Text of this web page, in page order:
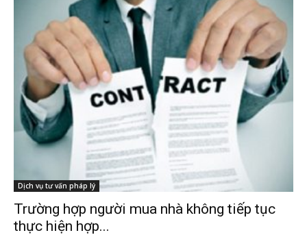
Dịch vụ tư vấn pháp lý
Trường hợp người mua nhà không tiếp tục
thực hiện hợp...